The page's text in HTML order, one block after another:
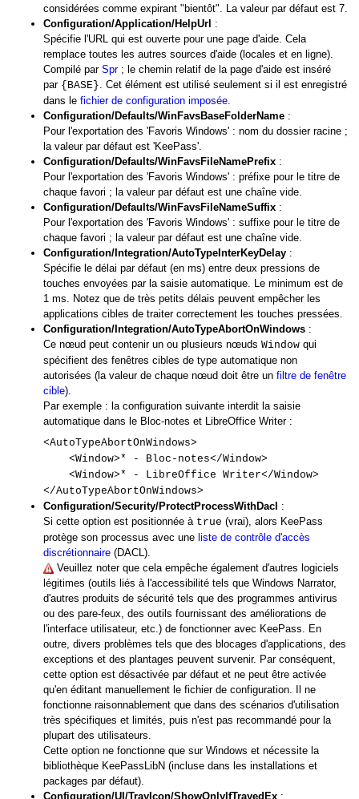
considérées comme expirant "bientôt". La valeur par défaut est 7.
Configuration/Application/HelpUrl :
Spécifie l'URL qui est ouverte pour une page d'aide. Cela
remplace toutes les autres sources d'aide (locales et en ligne).
Compilé par Spr; le chemin relatif de la page d'aide est inséré
par {BASE}. Cet élément est utilisé seulement si il est enregistré
dans le fichier de configuration imposée.
Configuration/Defaults/WinFavsBaseFolderName :
Pour l'exportation des 'Favoris Windows' : nom du dossier racine ;
la valeur par défaut est 'KeePass'.
Configuration/Defaults/WinFavsFileNamePrefix :
Pour l'exportation des 'Favoris Windows' : préfixe pour le titre de
chaque favori ; la valeur par défaut est une chaîne vide.
Configuration/Defaults/WinFavsFileNameSuffix :
Pour l'exportation des 'Favoris Windows' : suffixe pour le titre de
chaque favori ; la valeur par défaut est une chaîne vide.
Configuration/Integration/AutoTypeInterKeyDelay :
Spécifie le délai par défaut (en ms) entre deux pressions de
touches envoyées par la saisie automatique. Le minimum est de
1 ms. Notez que de très petits délais peuvent empêcher les
applications cibles de traiter correctement les touches pressées.
Configuration/Integration/AutoTypeAbortOnWindows :
Ce nœud peut contenir un ou plusieurs nœuds Window qui
spécifient des fenêtres cibles de type automatique non
autorisées (la valeur de chaque nœud doit être un filtre de fenêtre
cible).
Par exemple : la configuration suivante interdit la saisie
automatique dans le Bloc-notes et LibreOffice Writer :
<AutoTypeAbortOnWindows>
<Window>* - Bloc-notes</Window>
<Window>* - LibreOffice Writer</Window>
</AutoTypeAbortOnWindows>
Configuration/Security/ProtectProcessWithDacl :
Si cette option est positionnée à true (vrai), alors KeePass
protège son processus avec une liste de contrôle d'accès
discrétionnaire (DACL).
Veuillez noter que cela empêche également d'autres logiciels
légitimes (outils liés à l'accessibilité tels que Windows Narrator,
d'autres produits de sécurité tels que des programmes antivirus
ou des pare-feux, des outils fournissant des améliorations de
l'interface utilisateur, etc.) de fonctionner avec KeePass. En
outre, divers problèmes tels que des blocages d'applications, des
exceptions et des plantages peuvent survenir. Par conséquent,
cette option est désactivée par défaut et ne peut être activée
qu'en éditant manuellement le fichier de configuration. Il ne
fonctionne raisonnablement que dans des scénarios d'utilisation
très spécifiques et limités, puis n'est pas recommandé pour la
plupart des utilisateurs.
Cette option ne fonctionne que sur Windows et nécessite la
bibliothèque KeePassLibN (incluse dans les installations et
packages par défaut).
Configuration/UI/TrayIcon/ShowOnlyIfTrayedEx :